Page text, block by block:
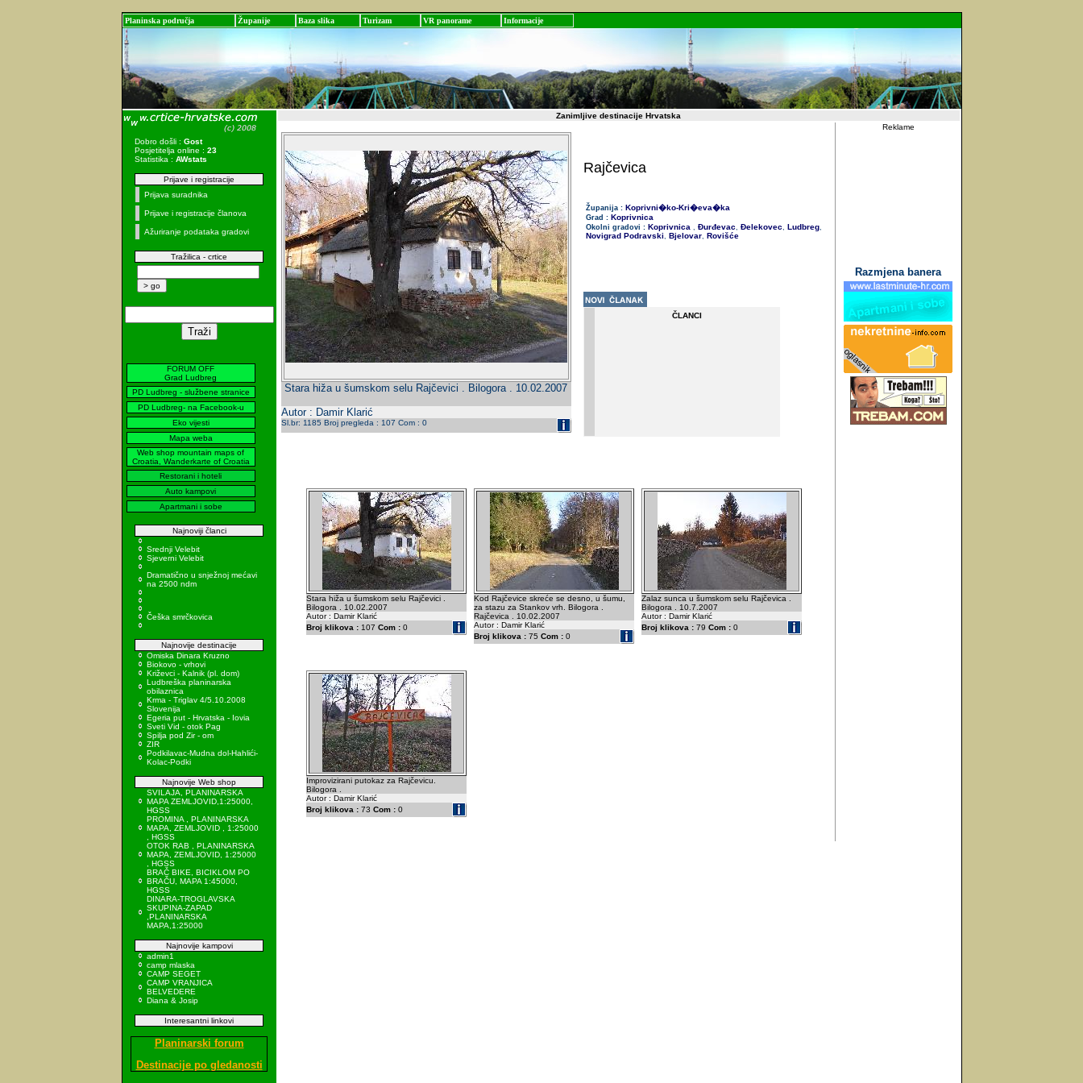
Planinska područja Županije Baza slika Turizam VR panorame Informacije
Dobro došli : Gost
Posjetitelja online : 23
Statistika : AWstats
Prijave i registracije
Prijava suradnika
Prijave i registracije članova
Ažuriranje podataka gradovi
Tražilica - crtice
FORUM OFF
Grad Ludbreg
PD Ludbreg - službene stranice
PD Ludbreg- na Facebook-u
Eko vijesti
Mapa weba
Web shop mountain maps of
Croatia, Wanderkarte of Croatia
Restorani i hoteli
Auto kampovi
Apartmani i sobe
Najnoviji članci
Srednji Velebit
Sjeverni Velebit
Dramatično u snježnoj mećavi
na 2500 ndm
Češka smrčkovica
Najnovije destinacije
Omiska Dinara Kruzno
Biokovo - vrhovi
Križevci - Kalnik (pl. dom)
Ludbreška planinarska
obilaznica
Krma - Triglav 4/5.10.2008
Slovenija
Egeria put - Hrvatska - Iovia
Sveti Vid - otok Pag
Spilja pod Zir - om
ZIR
Podkilavac-Mudna dol-Hahlići-
Kolac-Podki
Najnovije Web shop
SVILAJA, PLANINARSKA
MAPA ZEMLJOVID,1:25000,
HGSS
PROMINA , PLANINARSKA
MAPA, ZEMLJOVID , 1:25000
, HGSS
OTOK RAB , PLANINARSKA
MAPA, ZEMLJOVID, 1:25000
, HGSS
BRAČ BIKE, BICIKLOM PO
BRAČU, MAPA 1:45000,
HGSS
DINARA-TROGLAVSKA
SKUPINA-ZAPAD
,PLANINARSKA
MAPA,1:25000
Najnovije kampovi
admin1
camp mlaska
CAMP SEGET
CAMP VRANJICA
BELVEDERE
Diana & Josip
Interesantni linkovi
Planinarski forum
Destinacije po gledanosti
Zanimljive destinacije Hrvatska
Stara hiža u šumskom selu Rajčevici . Bilogora . 10.02.2007
Autor : Damir Klarić
Sl.br: 1185 Broj pregleda : 107 Com : 0
Rajčevica
Županija : Koprivni�ko-Kri�eva�ka
Grad : Koprivnica
Okolni gradovi : Koprivnica , Đurđevac, Đelekovec, Ludbreg,
Novigrad Podravski, Bjelovar, Rovišće
ČLANCI
Stara hiža u šumskom selu Rajčevici .
Bilogora . 10.02.2007
Autor : Damir Klarić
Broj klikova : 107 Com : 0
Kod Rajčevice skreće se desno, u šumu,
za stazu za Stankov vrh. Bilogora .
Rajčevica . 10.02.2007
Autor : Damir Klarić
Broj klikova : 75 Com : 0
Zalaz sunca u šumskom selu Rajčevica .
Bilogora . 10.7.2007
Autor : Damir Klarić
Broj klikova : 79 Com : 0
Improvizirani putokaz za Rajčevicu.
Bilogora .
Autor : Damir Klarić
Broj klikova : 73 Com : 0
Reklame
Razmjena banera